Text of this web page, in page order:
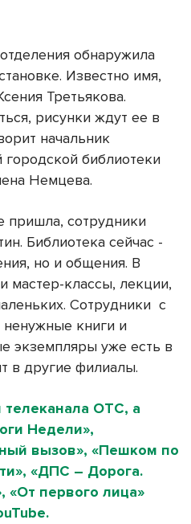
обнаружила
Известно имя,
Третьякова.
рисунки ждут ее в
начальник
городской библиотеки
Немцева.
пришла, сотрудники
Библиотека сейчас -
но и общения. В
мастер-классы, лекции,
Сотрудники с
книги и
экземпляры уже есть в
в другие филиалы.
телеканала ОТС, а
Недели»,
вызов», «Пешком по
«ДПС – Дорога.
«От первого лица»